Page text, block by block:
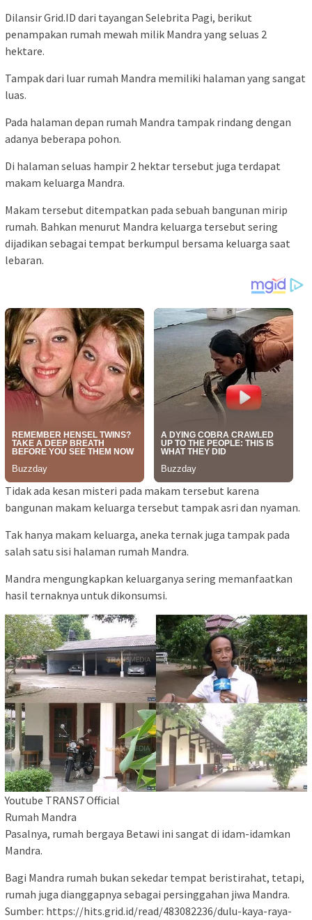
Dilansir Grid.ID dari tayangan Selebrita Pagi, berikut
penampakan rumah mewah milik Mandra yang seluas 2
hektare.
Tampak dari luar rumah Mandra memiliki halaman yang sangat
luas.
Pada halaman depan rumah Mandra tampak rindang dengan
adanya beberapa pohon.
Di halaman seluas hampir 2 hektar tersebut juga terdapat
makam keluarga Mandra.
Makam tersebut ditempatkan pada sebuah bangunan mirip
rumah. Bahkan menurut Mandra keluarga tersebut sering
dijadikan sebagai tempat berkumpul bersama keluarga saat
lebaran.
Tidak ada kesan misteri pada makam tersebut karena
bangunan makam keluarga tersebut tampak asri dan nyaman.
Tak hanya makam keluarga, aneka ternak juga tampak pada
salah satu sisi halaman rumah Mandra.
Mandra mengungkapkan keluarganya sering memanfaatkan
hasil ternaknya untuk dikonsumsi.
Youtube TRANS7 Official
Rumah Mandra
Pasalnya, rumah bergaya Betawi ini sangat di idam-idamkan
Mandra.
Bagi Mandra rumah bukan sekedar tempat beristirahat, tetapi,
rumah juga dianggapnya sebagai persinggahan jiwa Mandra.
Sumber: https://hits.grid.id/read/483082236/dulu-kaya-raya-